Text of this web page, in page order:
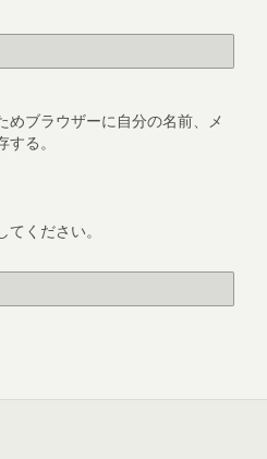
めブラウザーに自分の名前、メ
る。
ください。